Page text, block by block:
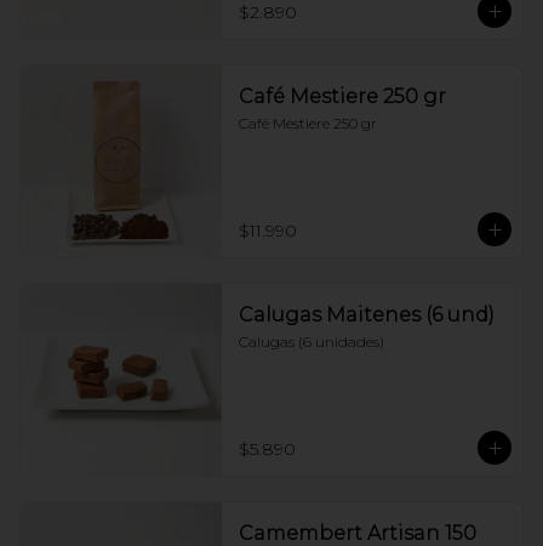
$2.890
Café Mestiere 250 gr
Café Mestiere 250 gr
$11.990
Calugas Maitenes (6 und)
Calugas (6 unidades)
$5.890
Camembert Artisan 150